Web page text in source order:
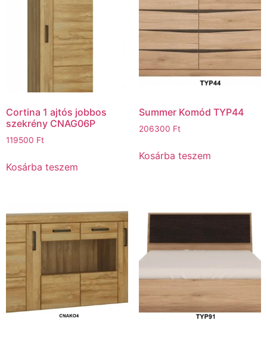
Cortina 1 ajtós jobbos
szekrény CNAG06P
119500 Ft
Kosárba teszem
Summer Komód TYP44
206300 Ft
Kosárba teszem